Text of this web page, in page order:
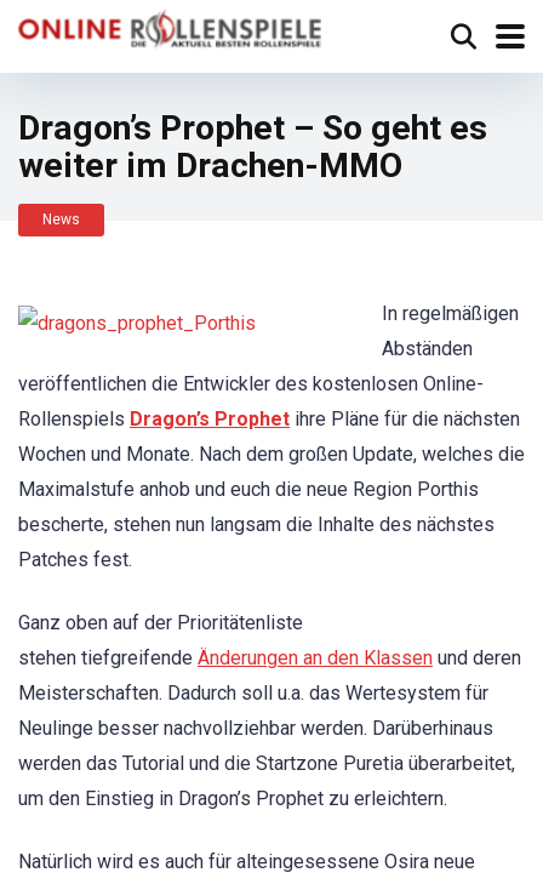
Dragon’s Prophet – So geht es
weiter im Drachen-MMO
News
In regelmäßigen
Abständen
veröffentlichen die Entwickler des kostenlosen Online-
Rollenspiels Dragon’s Prophet ihre Pläne für die nächsten
Wochen und Monate. Nach dem großen Update, welches die
Maximalstufe anhob und euch die neue Region Porthis
bescherte, stehen nun langsam die Inhalte des nächstes
Patches fest.
Ganz oben auf der Prioritätenliste
stehen tiefgreifende Änderungen an den Klassen und deren
Meisterschaften. Dadurch soll u.a. das Wertesystem für
Neulinge besser nachvollziehbar werden. Darüberhinaus
werden das Tutorial und die Startzone Puretia überarbeitet,
um den Einstieg in Dragon’s Prophet zu erleichtern.
Natürlich wird es auch für alteingesessene Osira neue